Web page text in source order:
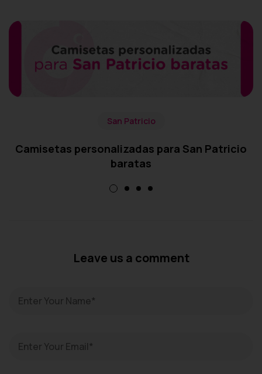
San Patricio
Camisetas personalizadas para San Patricio
baratas
Leave us a comment